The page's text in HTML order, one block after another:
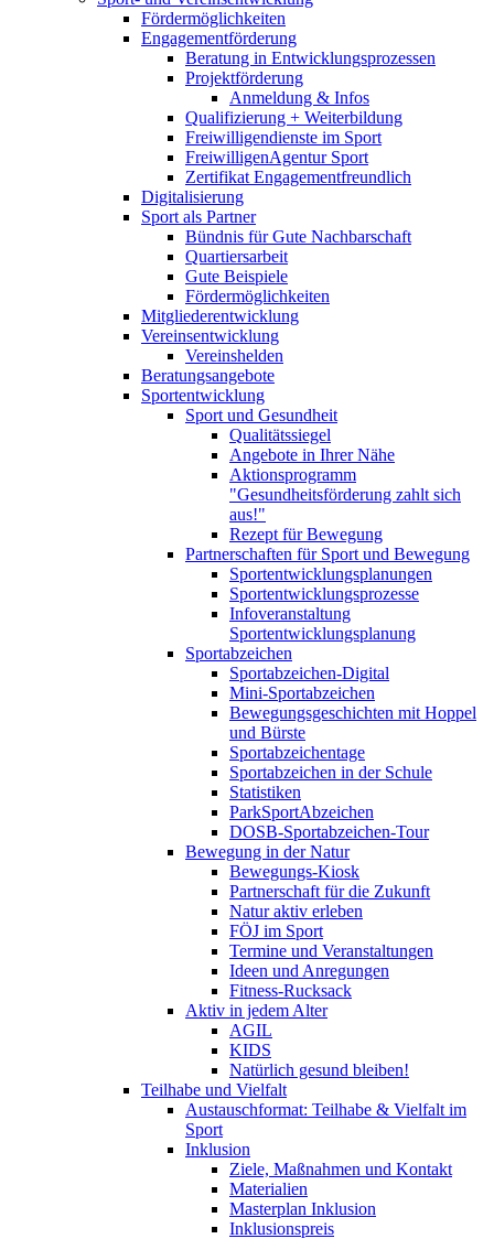
Fördermöglichkeiten
Engagementförderung
Beratung in Entwicklungsprozessen
Projektförderung
Anmeldung & Infos
Qualifizierung + Weiterbildung
Freiwilligendienste im Sport
FreiwilligenAgentur Sport
Zertifikat Engagementfreundlich
Digitalisierung
Sport als Partner
Bündnis für Gute Nachbarschaft
Quartiersarbeit
Gute Beispiele
Fördermöglichkeiten
Mitgliederentwicklung
Vereinsentwicklung
Vereinshelden
Beratungsangebote
Sportentwicklung
Sport und Gesundheit
Qualitätssiegel
Angebote in Ihrer Nähe
Aktionsprogramm
"Gesundheitsförderung zahlt sich
aus!"
Rezept für Bewegung
Partnerschaften für Sport und Bewegung
Sportentwicklungsplanungen
Sportentwicklungsprozesse
Infoveranstaltung
Sportentwicklungsplanung
Sportabzeichen
Sportabzeichen-Digital
Mini-Sportabzeichen
Bewegungsgeschichten mit Hoppel
und Bürste
Sportabzeichentage
Sportabzeichen in der Schule
Statistiken
ParkSportAbzeichen
DOSB-Sportabzeichen-Tour
Bewegung in der Natur
Bewegungs-Kiosk
Partnerschaft für die Zukunft
Natur aktiv erleben
FÖJ im Sport
Termine und Veranstaltungen
Ideen und Anregungen
Fitness-Rucksack
Aktiv in jedem Alter
AGIL
KIDS
Natürlich gesund bleiben!
Teilhabe und Vielfalt
Austauschformat: Teilhabe & Vielfalt im
Sport
Inklusion
Ziele, Maßnahmen und Kontakt
Materialien
Masterplan Inklusion
Inklusionspreis